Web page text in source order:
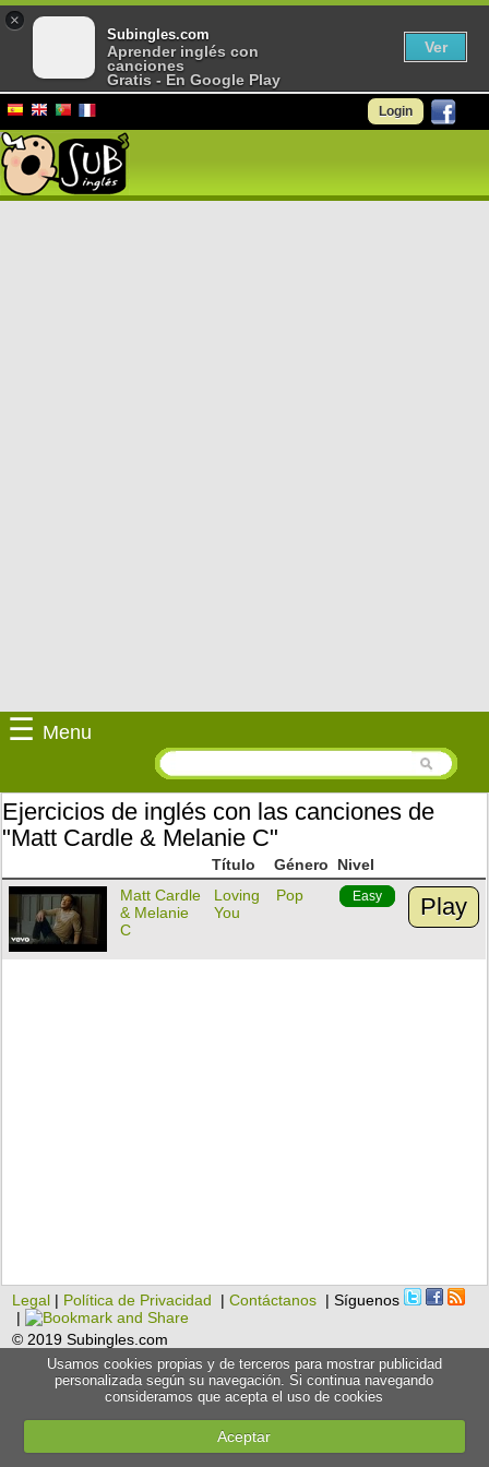
Login
☰ Menu
Ejercicios de inglés con las canciones de
"Matt Cardle & Melanie C"
Título Género
Nivel
Matt Cardle
& Melanie
C
Loving
You
Pop Easy Play
Legal | Política de Privacidad |Contáctanos | Síguenos
|
© 2019 Subingles.com
Usamos cookies propias y de terceros para mostrar publicidad
personalizada según su navegación. Si continua navegando
consideramos que acepta el uso de cookies
Aceptar
×
Subingles.com
Aprender inglés con
canciones
Gratis - En Google Play
Ver